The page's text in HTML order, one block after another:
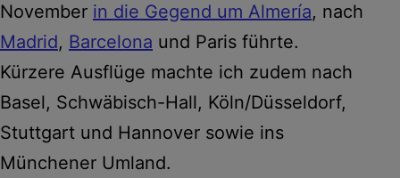
November in die Gegend um Almería, nach
Madrid, Barcelona und Paris führte.
Kürzere Ausflüge machte ich zudem nach
Basel, Schwäbisch-Hall, Köln/Düsseldorf,
Stuttgart und Hannover sowie ins
Münchener Umland.